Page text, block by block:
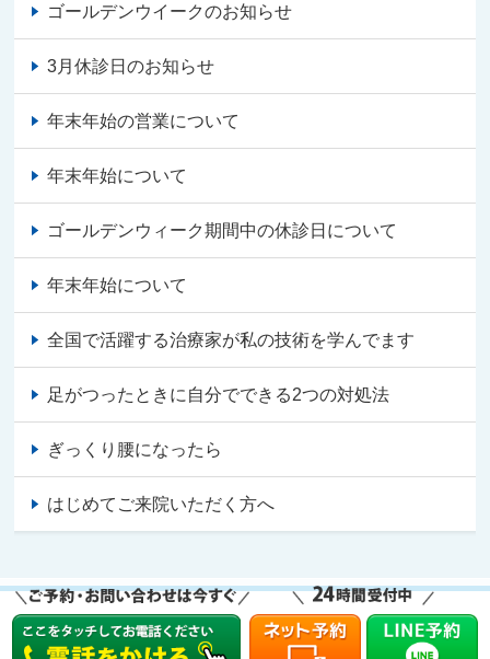
ゴールデンウイークのお知らせ
3月休診日のお知らせ
年末年始の営業について
年末年始について
ゴールデンウィーク期間中の休診日について
年末年始について
全国で活躍する治療家が私の技術を学んでます
足がつったときに自分でできる2つの対処法
ぎっくり腰になったら
はじめてご来院いただく方へ